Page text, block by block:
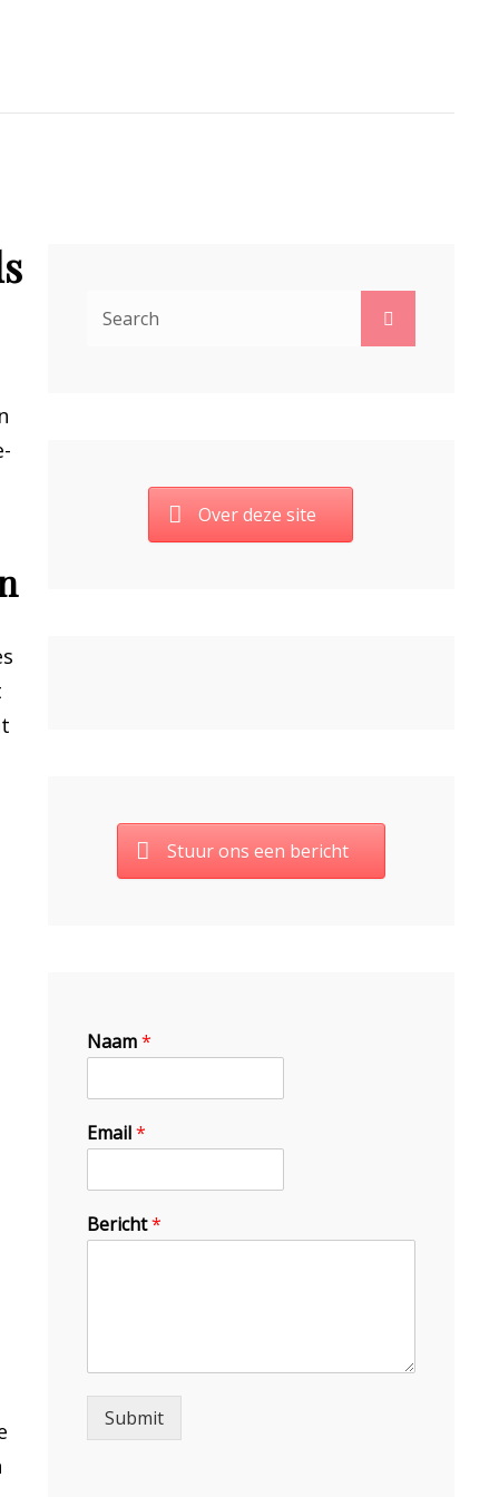
Search
Over deze site
Stuur ons een bericht
Naam*
Email*
Bericht*
Submit